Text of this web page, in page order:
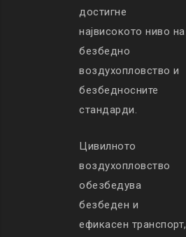
достигне
највисокото ниво на
безбедно
воздухопловство и
безбедносните
стандарди.
Цивилното
воздухопловство
обезбедува
безбеден и
ефикасен транспорт,